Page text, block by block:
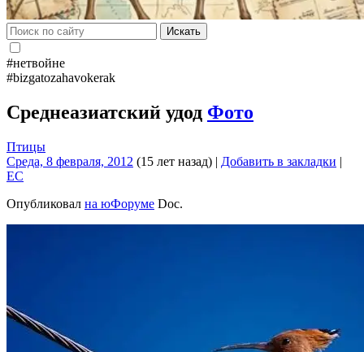
Искать
#нетвойне
#bizgatozahavokerak
Среднеазиатский удод Фото
Птицы
Среда, 8 февраля, 2012 (15 лет назад) | Добавить в закладки |
EC
Опубликовал на юФоруме Doc.